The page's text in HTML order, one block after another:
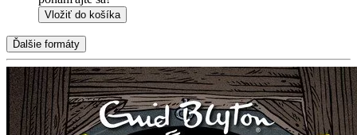
Vložiť do košíka
Ďalšie formáty